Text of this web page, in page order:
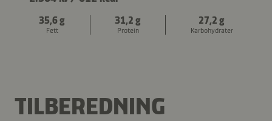
35,6 g
Fett
31,2 g
Protein
27,2 g
Karbohydrater
TILBEREDNING